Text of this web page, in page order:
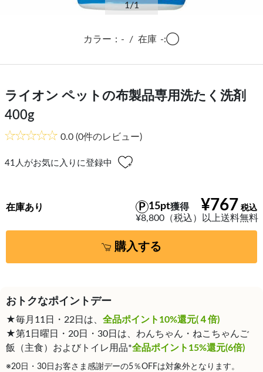
1/1
カラー：- / 在庫 -:◯
ライオン ペットの布製品専用洗たく洗剤
400g
0.0 (0件のレビュー)
41 人がお気に入りに登録中
¥767
15pt獲得
¥8,800（税込）以上送料無料
在庫あり
購入する
おトクなポイントデー
★毎月11日・22日は、 全品ポイント10%還元(４倍)
★第1日曜日・20日・30日は、わんちゃん・ねこちゃんご
飯（主食）およびトイレ用品*全品ポイント15%還元(6倍)
※20日・30日お客さま感謝デーの5％OFFは対象外となります。